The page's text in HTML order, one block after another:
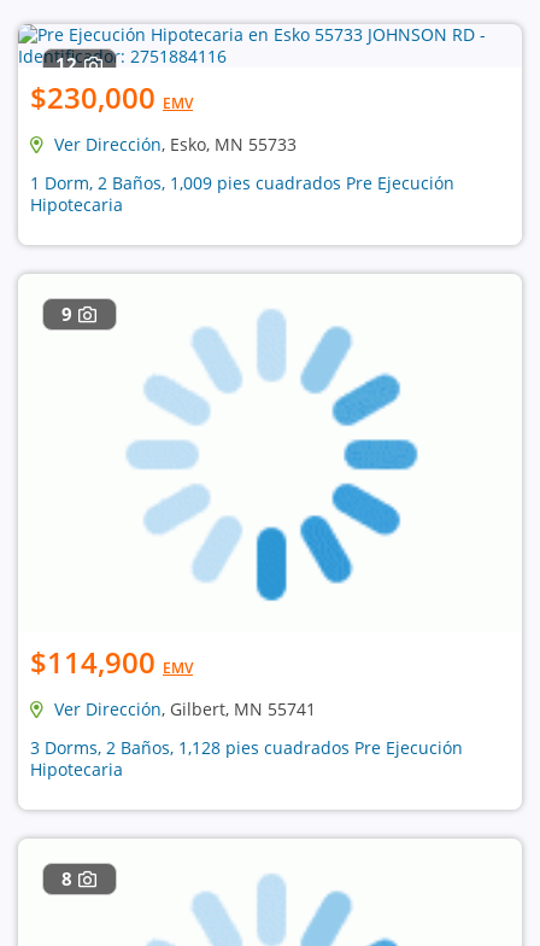
12
$230,000 EMV
Ver Dirección, Esko, MN 55733
1 Dorm, 2 Baños, 1,009 pies cuadrados Pre Ejecución
Hipotecaria
9
$114,900 EMV
Ver Dirección, Gilbert, MN 55741
3 Dorms, 2 Baños, 1,128 pies cuadrados Pre Ejecución
Hipotecaria
8